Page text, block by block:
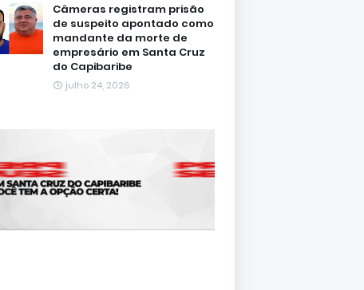
Câmeras registram prisão
de suspeito apontado como
mandante da morte de
empresário em Santa Cruz
do Capibaribe
julho 24, 2026